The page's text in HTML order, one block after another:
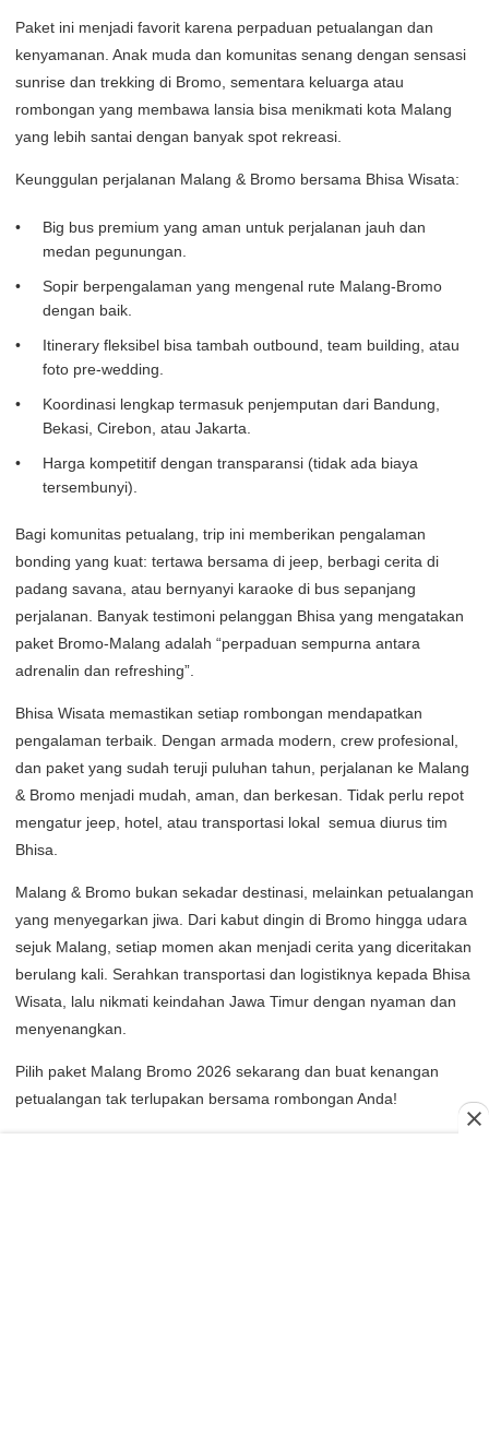
Paket ini menjadi favorit karena perpaduan petualangan dan
kenyamanan. Anak muda dan komunitas senang dengan sensasi
sunrise dan trekking di Bromo, sementara keluarga atau
rombongan yang membawa lansia bisa menikmati kota Malang
yang lebih santai dengan banyak spot rekreasi.
Keunggulan perjalanan Malang & Bromo bersama Bhisa Wisata:
Big bus premium yang aman untuk perjalanan jauh dan
medan pegunungan.
Sopir berpengalaman yang mengenal rute Malang-Bromo
dengan baik.
Itinerary fleksibel bisa tambah outbound, team building, atau
foto pre-wedding.
Koordinasi lengkap termasuk penjemputan dari Bandung,
Bekasi, Cirebon, atau Jakarta.
Harga kompetitif dengan transparansi (tidak ada biaya
tersembunyi).
Bagi komunitas petualang, trip ini memberikan pengalaman
bonding yang kuat: tertawa bersama di jeep, berbagi cerita di
padang savana, atau bernyanyi karaoke di bus sepanjang
perjalanan. Banyak testimoni pelanggan Bhisa yang mengatakan
paket Bromo-Malang adalah “perpaduan sempurna antara
adrenalin dan refreshing”.
Bhisa Wisata memastikan setiap rombongan mendapatkan
pengalaman terbaik. Dengan armada modern, crew profesional,
dan paket yang sudah teruji puluhan tahun, perjalanan ke Malang
& Bromo menjadi mudah, aman, dan berkesan. Tidak perlu repot
mengatur jeep, hotel, atau transportasi lokal semua diurus tim
Bhisa.
Malang & Bromo bukan sekadar destinasi, melainkan petualangan
yang menyegarkan jiwa. Dari kabut dingin di Bromo hingga udara
sejuk Malang, setiap momen akan menjadi cerita yang diceritakan
berulang kali. Serahkan transportasi dan logistiknya kepada Bhisa
Wisata, lalu nikmati keindahan Jawa Timur dengan nyaman dan
menyenangkan.
Pilih paket Malang Bromo 2026 sekarang dan buat kenangan
petualangan tak terlupakan bersama rombongan Anda!